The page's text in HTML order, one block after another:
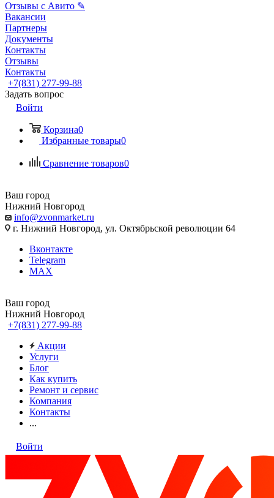
Отзывы с Авито ✎
Вакансии
Партнеры
Документы
Контакты
Отзывы
Контакты
+7(831) 277-99-88
Задать вопрос
Войти
Корзина0
Избранные товары0
Сравнение товаров0
Ваш город
Нижний Новгород
info@zvonmarket.ru
г. Нижний Новгород, ул. Октябрьской революции 64
Вконтакте
Telegram
MAX
Ваш город
Нижний Новгород
+7(831) 277-99-88
Акции
Услуги
Блог
Как купить
Ремонт и сервис
Компания
Контакты
...
Войти